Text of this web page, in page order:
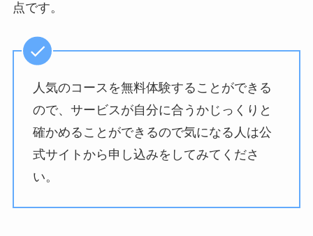
点です。
人気のコースを無料体験することができる
ので、サービスが自分に合うかじっくりと
確かめることができるので気になる人は公
式サイトから申し込みをしてみてくださ
い。